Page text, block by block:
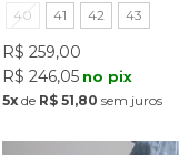
40 41 42 43
R$ 259,00
R$ 246,05 no pix
5xde R$ 51,80 sem juros